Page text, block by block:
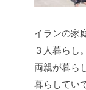
イランの家
３人暮らし
両親が暮ら
暮らしてい